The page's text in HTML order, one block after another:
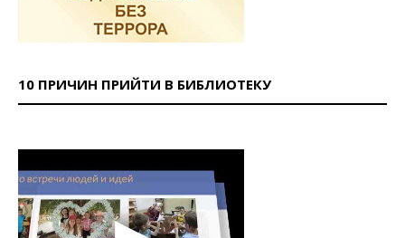
10 ПРИЧИН ПРИЙТИ В БИБЛИОТЕКУ